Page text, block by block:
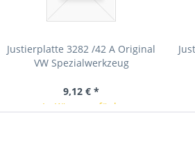
Justierplatte 3282 /42 A Original
VW Spezialwerkzeug
9,12 € *
In Kürze verfügbar